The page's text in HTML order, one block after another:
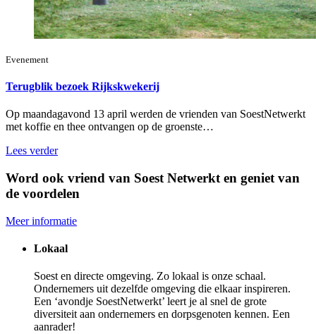
Evenement
Terugblik bezoek Rijkskwekerij
Op maandagavond 13 april werden de vrienden van SoestNetwerkt
met koffie en thee ontvangen op de groenste…
Lees verder
Word ook vriend van Soest Netwerkt en geniet van
de voordelen
Meer informatie
Lokaal
Soest en directe omgeving. Zo lokaal is onze schaal.
Ondernemers uit dezelfde omgeving die elkaar inspireren.
Een ‘avondje SoestNetwerkt’ leert je al snel de grote
diversiteit aan ondernemers en dorpsgenoten kennen. Een
aanrader!